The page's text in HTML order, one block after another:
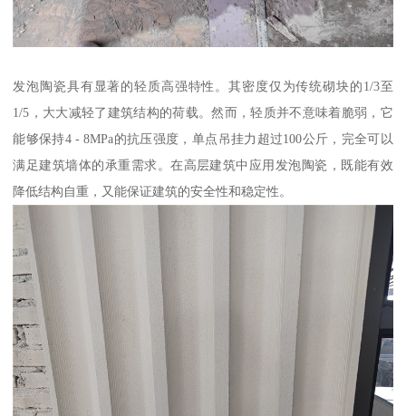
发泡陶瓷具有显著的轻质高强特性。其密度仅为传统砌块的1/3至
1/5，大大减轻了建筑结构的荷载。然而，轻质并不意味着脆弱，它
能够保持4 - 8MPa的抗压强度，单点吊挂力超过100公斤，完全可以
满足建筑墙体的承重需求。在高层建筑中应用发泡陶瓷，既能有效
降低结构自重，又能保证建筑的安全性和稳定性。